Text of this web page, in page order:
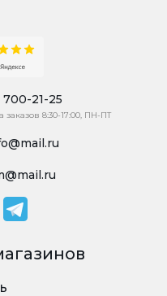
21-25
заказов 8:30-17:00, ПН-ПТ